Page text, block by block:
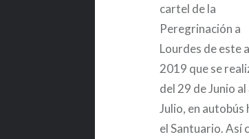
cartel de la
Peregrinación a
Lourdes de este
2019 que se
del 29 de Junio al
Julio, en autobús
el Santuario. Así